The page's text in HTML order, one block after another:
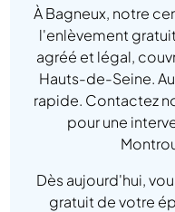
À Bagneux, notre
l'enlèvement
agréé et légal,
Hauts-de-Seine.
rapide. Contactez
pour une
Dès aujourd'hui,
gratuit de votre